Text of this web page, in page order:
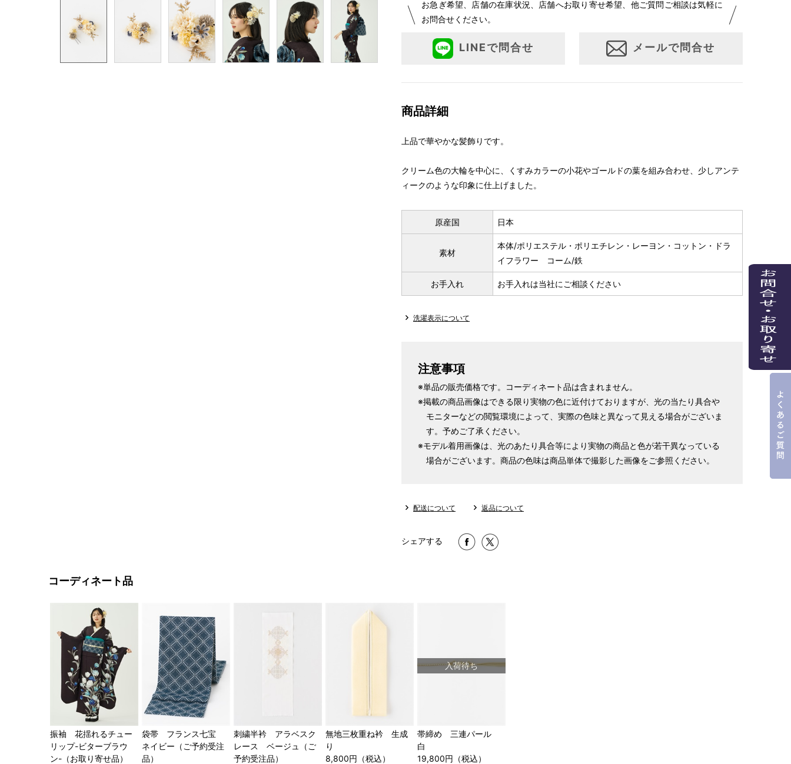
お急ぎ希望、店舗の在庫状況、店舗へお取り寄せ希望、他ご質問ご相談は気軽に
お問合せください。
LINEで問合せ メールで問合せ
商品詳細
上品で華やかな髪飾りです。
クリーム色の大輪を中心に、くすみカラーの小花やゴールドの葉を組み合わせ、少しアンテ
ィークのような印象に仕上げました。
原産国 日本
素材
本体/ポリエステル・ポリエチレン・レーヨン・コットン・ドラ
イフラワー コーム/鉄
お手入れ お手入れは当社にご相談ください
洗濯表示について
注意事項
※単品の販売価格です。コーディネート品は含まれません。
※掲載の商品画像はできる限り実物の色に近付けておりますが、光の当たり具合や
モニターなどの閲覧環境によって、実際の色味と異なって見える場合がございま
す。予めご了承ください。
※モデル着用画像は、光のあたり具合等により実物の商品と色が若干異なっている
場合がございます。商品の色味は商品単体で撮影した画像をご参照ください。
配送について 返品について
シェアする
コーディネート品
振袖 花揺れるチュー
リップ-ビターブラウ
ン-（お取り寄せ品）
袋帯 フランス七宝
ネイビー（ご予約受注
品）
刺繍半衿 アラベスク
レース ベージュ（ご
予約受注品）
無地三枚重ね衿 生成
り
8,800円（税込）
入荷待ち
帯締め 三連パール
白
19,800円（税込）